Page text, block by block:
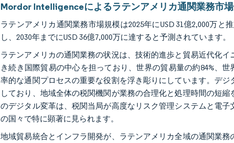
Mordor Intelligenceによるラテンアメリカ通関業務市
ラテンアメリカ通関業務市場規模は2025年にUSD 31億2,000万と
し、2030年までにUSD 36億7,000万に達すると予測されています。
ラテンアメリカの通関業務の状況は、技術的進歩と貿易近代化
き続き国際貿易の中心を担っており、世界の貿易量の約84%、
率的な通関プロセスの重要な役割を浮き彫りにしています。デ
しており、地域全体の税関機関が業務の合理化と処理時間の短
のデジタル変革は、税関当局が高度なリスク管理システムと電
の国々で特に顕著に見られます。
地域貿易統合とインフラ開発が、ラテンアメリカ全域の通関業